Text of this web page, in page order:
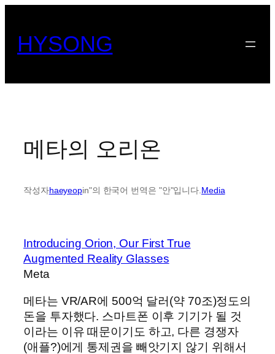
HYSONG
메타의 오리온
작성자haeyeopin"의 한국어 번역은 "안"입니다.Media
Introducing Orion, Our First True
Augmented Reality Glasses
Meta
메타는 VR/AR에 500억 달러(약 70조)정도의
돈을 투자했다. 스마트폰 이후 기기가 될 것
이라는 이유 때문이기도 하고, 다른 경쟁자
(애플?)에게 통제권을 빼앗기지 않기 위해서